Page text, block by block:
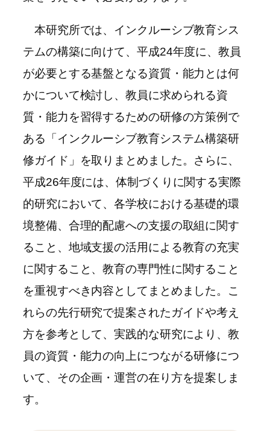
本研究所では、インクルーシブ教育シス
テムの構築に向けて、平成24年度に、教員
が必要とする基盤となる資質・能力とは何
かについて検討し、教員に求められる資
質・能力を習得するための研修の方策例で
ある「インクルーシブ教育システム構築研
修ガイド」を取りまとめました。さらに、
平成26年度には、体制づくりに関する実際
的研究において、各学校における基礎的環
境整備、合理的配慮への支援の取組に関す
ること、地域支援の活用による教育の充実
に関すること、教育の専門性に関すること
を重視すべき内容としてまとめました。こ
れらの先行研究で提案されたガイドや考え
方を参考として、実践的な研究により、教
員の資質・能力の向上につながる研修につ
いて、その企画・運営の在り方を提案しま
す。